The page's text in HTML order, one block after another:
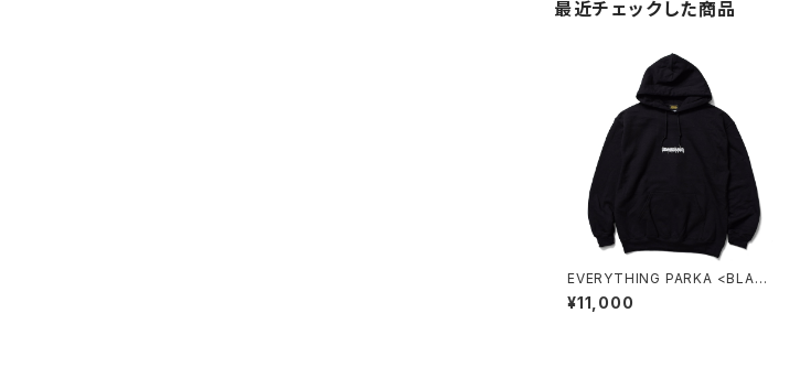
最近チェックした商品
EVERYTHING PARKA <BLACK
>
¥11,000